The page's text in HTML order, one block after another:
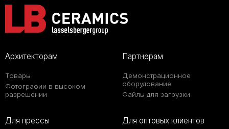
Архитекторам
Товары
Фотографии в высоком
разрешении
Партнерам
Демонстрационное
оборудование
Файлы для загрузки
Для прессы Для оптовых клиентов